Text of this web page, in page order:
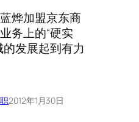
烨加盟京东商
务上的“硬实
的发展起到有力
2012年1月30日